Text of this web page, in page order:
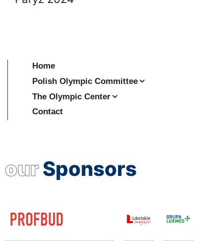
Home
Polish Olympic Committee
The Olympic Center
Contact
ourSponsors